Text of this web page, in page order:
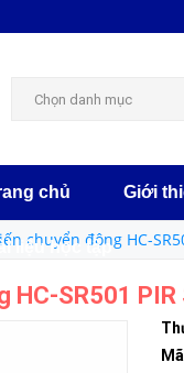
Chọn danh mục
chủ Giới
liệu học tập
chuyển động HC-
HC-SR501
PIR Sensor